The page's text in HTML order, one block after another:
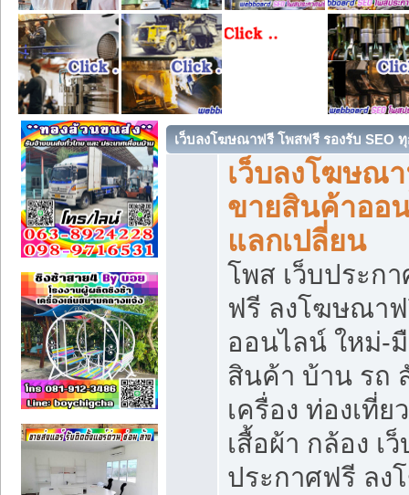
เว็บลงโฆษณาฟรี โพสฟรี รองรับ SEO
เว็บลงโฆษณ
ขายสินค้าออ
แลกเปลี่ยน
โพส เว็บประก
ฟรี ลงโฆษณา
ออนไลน์ ใหม่-
สินค้า บ้าน รถ
เครื่อง ท่องเที่ย
เสื้อผ้า กล้อง เ
ประกาศฟรี ล